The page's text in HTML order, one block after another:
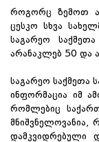
როგორც ზემოთ
ცესკო სხვა
საგარეო საქმეთა
არანაკლებ 50 და
საგარეო საქმეთა
ინფორმაცია იმ
რომლებიც
მნიშვნელოვანია,
დამკვიდრებული